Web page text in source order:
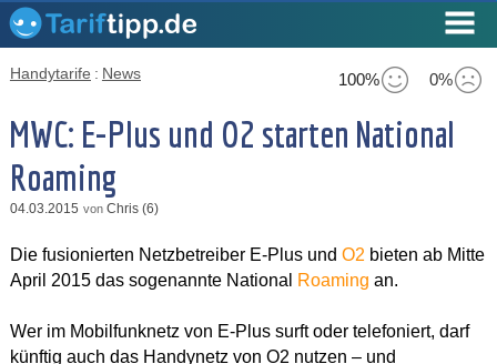
100% 0%
Handytarife : News
MWC: E-Plus und O2 starten National
Roaming
04.03.2015 von Chris (6)
Die fusionierten Netzbetreiber E-Plus und O2 bieten ab Mitte
April 2015 das sogenannte National
Roaming an.
Wer im Mobilfunknetz von E-Plus surft oder telefoniert, darf
künftig auch das Handynetz von O2 nutzen – und